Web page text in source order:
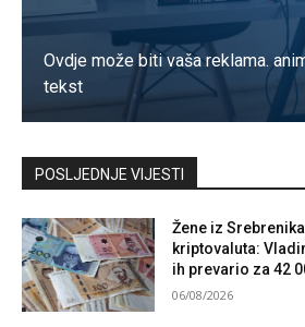
Ovdje može biti vaša reklama.
tekst
Kontaktirajte nas
POSLJEDNJE VIJESTI
Žene iz
kriptovaluta:
ih prevario za 42
06/08/2026